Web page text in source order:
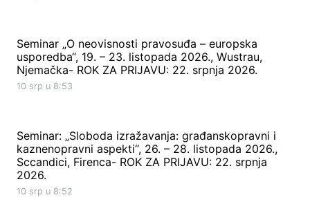
Seminar „O neovisnosti pravosuđa – europska
usporedba“, 19. – 23. listopada 2026., Wustrau,
Njemačka- ROK ZA PRIJAVU: 22. srpnja 2026.
10 srp u 8:53
Seminar: „Sloboda izražavanja: građanskopravni i
kaznenopravni aspekti“, 26. – 28. listopada 2026.,
Sccandici, Firenca- ROK ZA PRIJAVU: 22. srpnja
2026.
10 srp u 8:52